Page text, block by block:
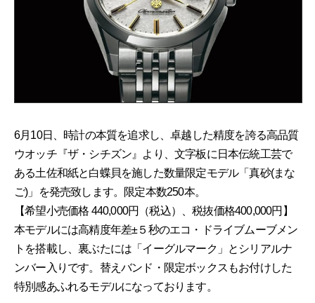
6月10日、時計の本質を追求し、卓越した精度を誇る高品質
ウオッチ『ザ・シチズン』より、文字板に日本伝統工芸で
ある土佐和紙と白蝶貝を施した数量限定モデル「真砂(まな
ご)」を発売致します。限定本数250本。
【希望小売価格 440,000円（税込）、税抜価格400,000円】
本モデルには高精度年差±５秒のエコ・ドライブムーブメン
トを搭載し、裏ぶたには「イーグルマーク」とシリアルナ
ンバー入りです。替えバンド・限定ボックスもお付けした
特別感あふれるモデルになっております。